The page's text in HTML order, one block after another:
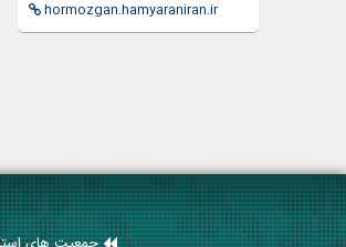
hormozgan.hamyaraniran.ir